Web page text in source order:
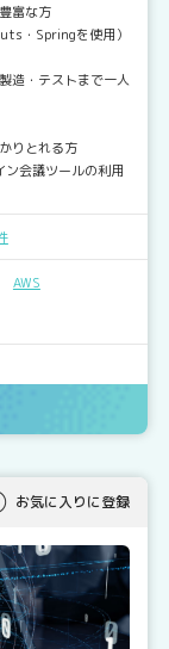
富な方
・Springを使用）
造・テストまで一人
りとれる方
会議ツールの利用
AWS
お気に入りに登録